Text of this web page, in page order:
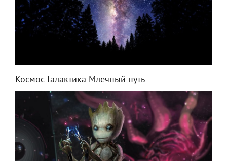
Космос Галактика Млечный путь